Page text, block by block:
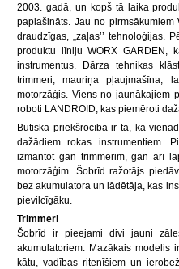
2003. gadā, un kopš tā laika
paplašināts. Jau no
draudzīgas, „zaļas’’ tehnoloģijas.
produktu līniju WORX GARDEN,
instrumentus. Dārza tehnikas
trimmeri, mauriņa pļaujmašīna,
motorzāģis. Viens no jaunākajiem
roboti LANDROID, kas piemēroti
Būtiska priekšrocība ir tā, ka
dažādiem rokas instrumentiem.
izmantot gan trimmerim, gan arī
motorzāģim. Šobrīd ražotājs
bez akumulatora un lādētāja, kas
pievilcīgāku.
Trimmeri
Šobrīd ir pieejami divi jauni
akumulatoriem. Mazākais modelis
kātu, vadības ritenīšiem un